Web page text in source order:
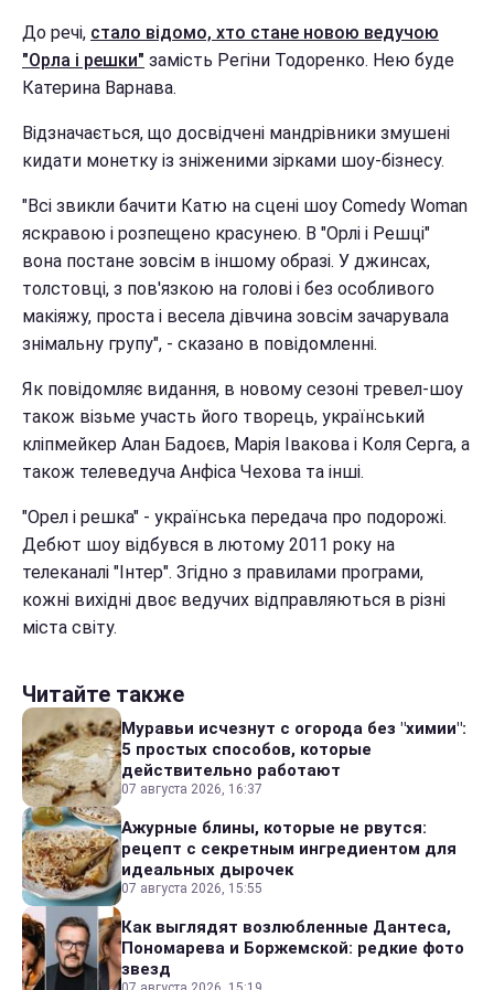
До речі, стало відомо, хто стане новою ведучою
"Орла і решки" замість Регіни Тодоренко. Нею буде
Катерина Варнава.
Відзначається, що досвідчені мандрівники змушені
кидати монетку із зніженими зірками шоу-бізнесу.
"Всі звикли бачити Катю на сцені шоу Comedy Woman
яскравою і розпещено красунею. В "Орлі і Решці"
вона постане зовсім в іншому образі. У джинсах,
толстовці, з пов'язкою на голові і без особливого
макіяжу, проста і весела дівчина зовсім зачарувала
знімальну групу", - сказано в повідомленні.
Як повідомляє видання, в новому сезоні тревел-шоу
також візьме участь його творець, український
кліпмейкер Алан Бадоєв, Марія Івакова і Коля Серга, а
також телеведуча Анфіса Чехова та інші.
"Орел і решка" - українська передача про подорожі.
Дебют шоу відбувся в лютому 2011 року на
телеканалі "Інтер". Згідно з правилами програми,
кожні вихідні двоє ведучих відправляються в різні
міста світу.
Читайте также
Муравьи исчезнут с огорода без "химии":
5 простых способов, которые
действительно работают
07 августа 2026, 16:37
Ажурные блины, которые не рвутся:
рецепт с секретным ингредиентом для
идеальных дырочек
07 августа 2026, 15:55
Как выглядят возлюбленные Дантеса,
Пономарева и Боржемской: редкие фото
звезд